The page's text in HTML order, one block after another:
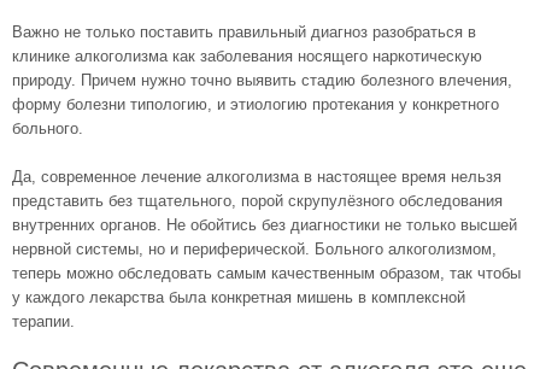
Важно не только поставить правильный диагноз разобраться в
клинике алкоголизма как заболевания носящего наркотическую
природу. Причем нужно точно выявить стадию болезного влечения,
форму болезни типологию, и этиологию протекания у конкретного
больного.
Да, современное лечение алкоголизма в настоящее время нельзя
представить без тщательного, порой скрупулёзного обследования
внутренних органов. Не обойтись без диагностики не только высшей
нервной системы, но и периферической. Больного алкоголизмом,
теперь можно обследовать самым качественным образом, так чтобы
у каждого лекарства была конкретная мишень в комплексной
терапии.